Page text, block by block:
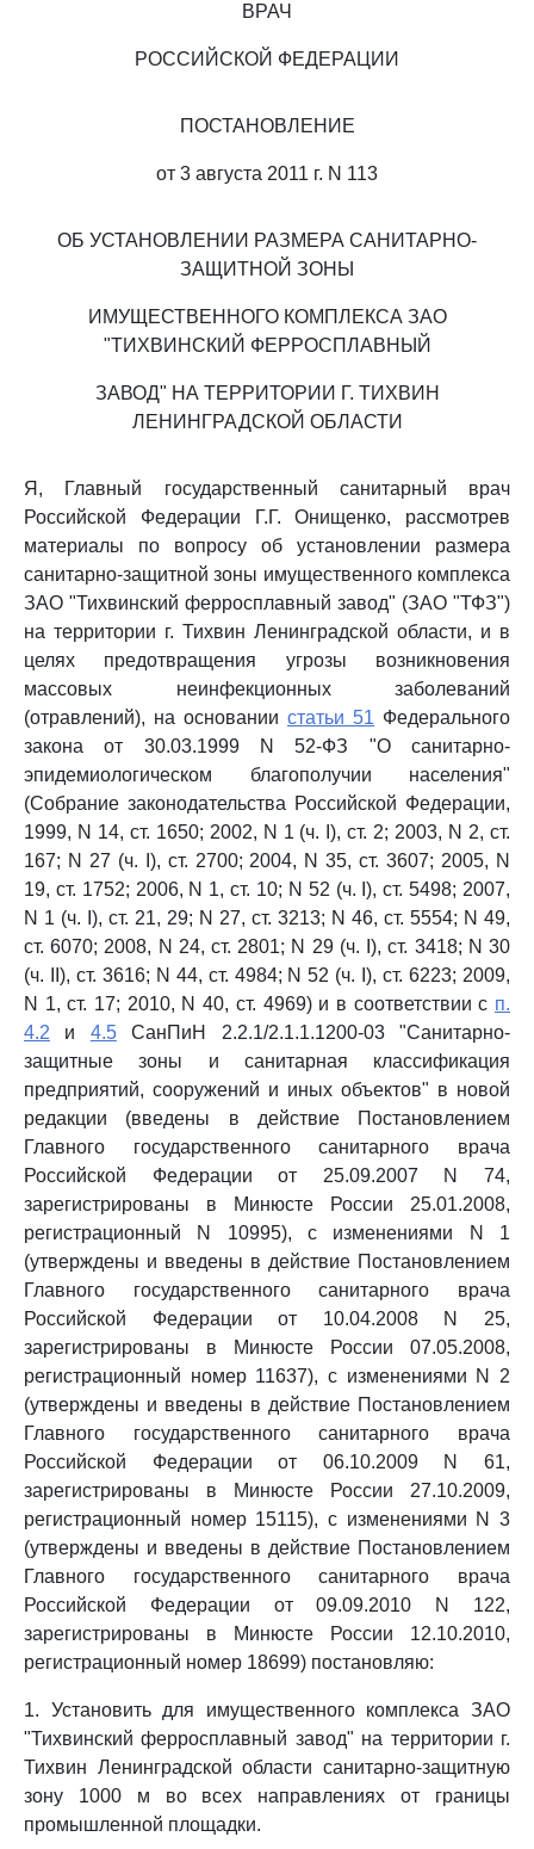
ВРАЧ
РОССИЙСКОЙ ФЕДЕРАЦИИ
ПОСТАНОВЛЕНИЕ
от 3 августа 2011 г. N 113
ОБ УСТАНОВЛЕНИИ РАЗМЕРА САНИТАРНО-
ЗАЩИТНОЙ ЗОНЫ
ИМУЩЕСТВЕННОГО КОМПЛЕКСА ЗАО
"ТИХВИНСКИЙ ФЕРРОСПЛАВНЫЙ
ЗАВОД" НА ТЕРРИТОРИИ Г. ТИХВИН
ЛЕНИНГРАДСКОЙ ОБЛАСТИ
Я, Главный государственный санитарный врач
Российской Федерации Г.Г. Онищенко, рассмотрев
материалы по вопросу об установлении размера
санитарно-защитной зоны имущественного комплекса
ЗАО "Тихвинский ферросплавный завод" (ЗАО "ТФЗ")
на территории г. Тихвин Ленинградской области, и в
целях предотвращения угрозы возникновения
массовых неинфекционных заболеваний
(отравлений), на основании статьи 51 Федерального
закона от 30.03.1999 N 52-ФЗ "О санитарно-
эпидемиологическом благополучии населения"
(Собрание законодательства Российской Федерации,
1999, N 14, ст. 1650; 2002, N 1 (ч. I), ст. 2; 2003, N 2, ст.
167; N 27 (ч. I), ст. 2700; 2004, N 35, ст. 3607; 2005, N
19, ст. 1752; 2006, N 1, ст. 10; N 52 (ч. I), ст. 5498; 2007,
N 1 (ч. I), ст. 21, 29; N 27, ст. 3213; N 46, ст. 5554; N 49,
ст. 6070; 2008, N 24, ст. 2801; N 29 (ч. I), ст. 3418; N 30
(ч. II), ст. 3616; N 44, ст. 4984; N 52 (ч. I), ст. 6223; 2009,
N 1, ст. 17; 2010, N 40, ст. 4969) и в соответствии с п.
4.2 и 4.5СанПиН 2.2.1/2.1.1.1200-03 "Санитарно-
защитные зоны и санитарная классификация
предприятий, сооружений и иных объектов" в новой
редакции (введены в действие Постановлением
Главного государственного санитарного врача
Российской Федерации от 25.09.2007 N 74,
зарегистрированы в Минюсте России 25.01.2008,
регистрационный N 10995), с изменениями N 1
(утверждены и введены в действие Постановлением
Главного государственного санитарного врача
Российской Федерации от 10.04.2008 N 25,
зарегистрированы в Минюсте России 07.05.2008,
регистрационный номер 11637), с изменениями N 2
(утверждены и введены в действие Постановлением
Главного государственного санитарного врача
Российской Федерации от 06.10.2009 N 61,
зарегистрированы в Минюсте России 27.10.2009,
регистрационный номер 15115), с изменениями N 3
(утверждены и введены в действие Постановлением
Главного государственного санитарного врача
Российской Федерации от 09.09.2010 N 122,
зарегистрированы в Минюсте России 12.10.2010,
регистрационный номер 18699) постановляю:
1. Установить для имущественного комплекса ЗАО
"Тихвинский ферросплавный завод" на территории г.
Тихвин Ленинградской области санитарно-защитную
зону 1000 м во всех направлениях от границы
промышленной площадки.